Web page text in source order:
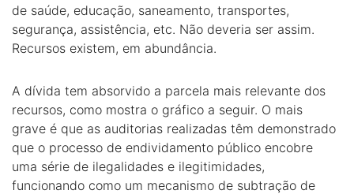
de saúde, educação, saneamento, transportes,
segurança, assistência, etc. Não deveria ser assim.
Recursos existem, em abundância.
A dívida tem absorvido a parcela mais relevante dos
recursos, como mostra o gráfico a seguir. O mais
grave é que as auditorias realizadas têm demonstrado
que o processo de endividamento público encobre
uma série de ilegalidades e ilegitimidades,
funcionando como um mecanismo de subtração de